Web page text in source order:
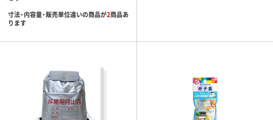
寸法・内容量・販売単位違いの商品が2商品あ
ります